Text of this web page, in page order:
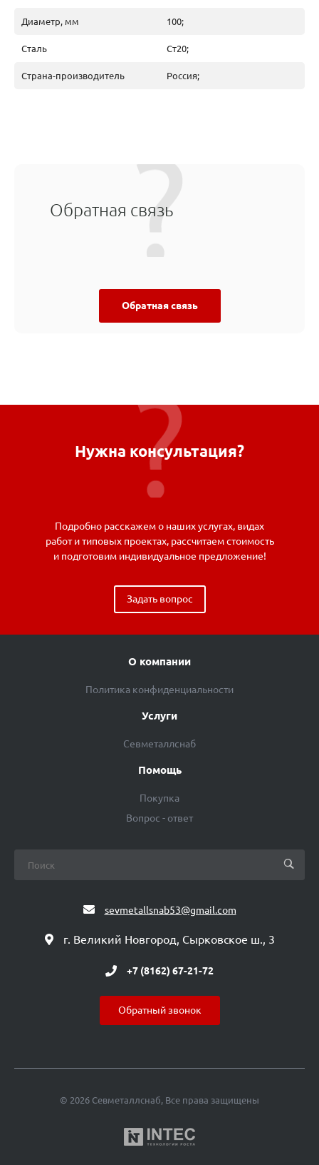
Диаметр, мм 100;
Сталь Ст20;
Страна-производитель Россия;
Обратная связь
Обратная связь
Нужна консультация?
Подробно расскажем о наших услугах, видах
работ и типовых проектах, рассчитаем стоимость
и подготовим индивидуальное предложение!
Задать вопрос
О компании
Политика конфиденциальности
Услуги
Севметаллснаб
Помощь
Покупка
Вопрос - ответ
sevmetallsnab53@gmail.com
г. Великий Новгород, Сырковское ш., 3
+7 (8162) 67-21-72
Обратный звонок
© 2026 Севметаллснаб, Все права защищены